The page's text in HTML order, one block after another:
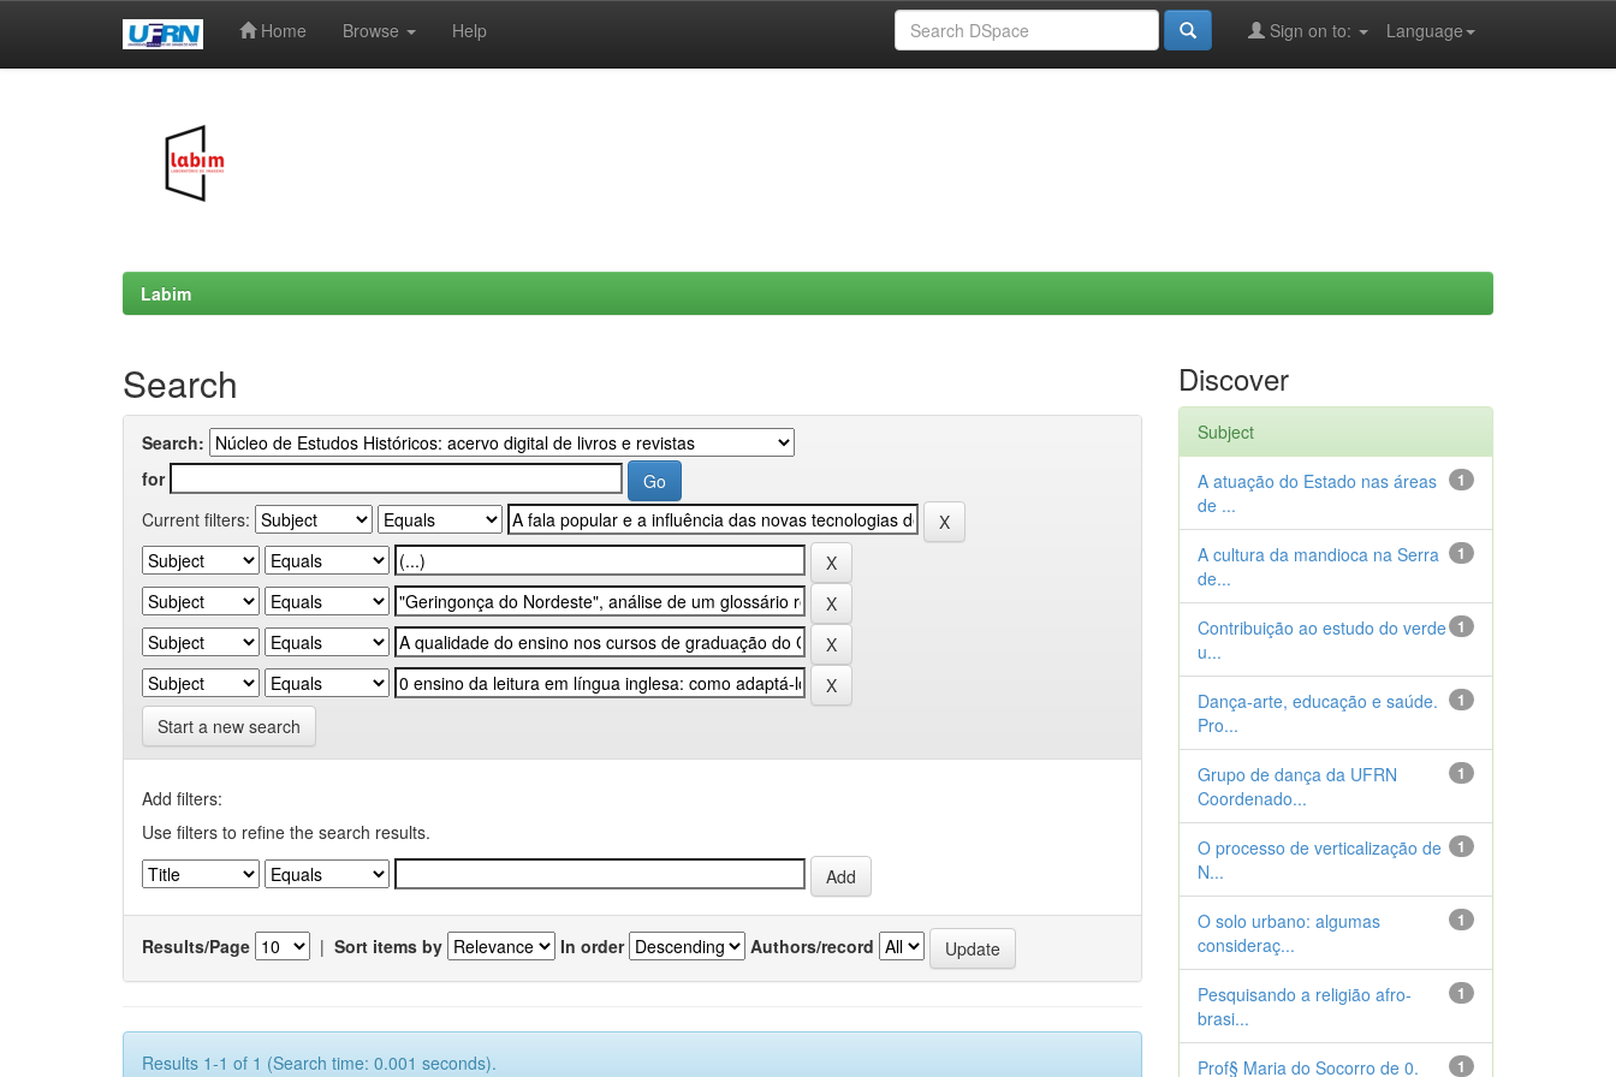
Home Browse Help Language
Sign on to:
Labim
Search
Search:
for
Current filters:
Start a new search
Add filters:
Use filters to refine the search results.
Results/Page | Sort items by In order Authors/record
Results 1-1 of 1 (Search time: 0.001 seconds).
Discover
Subject
1
A atuação do Estado nas áreas
de ...
1
A cultura da mandioca na Serra
de...
1
Contribuição ao estudo do verde
u...
1
Dança-arte, educação e saúde.
Pro...
1
Grupo de dança da UFRN
Coordenado...
1
O processo de verticalização de
N...
1
O solo urbano: algumas
consideraç...
1
Pesquisando a religião afro-
brasi...
1
Prof§ Maria do Socorro de 0.